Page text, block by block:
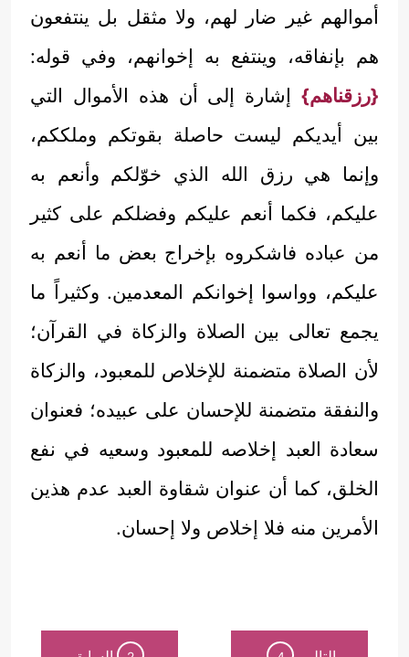
أموالهم غير ضار لهم، ولا مثقل بل ينتفعون
هم بإنفاقه، وينتفع به إخوانهم، وفي قوله:
{رزقناهم} إشارة إلى أن هذه الأموال التي
بين أيديكم ليست حاصلة بقوتكم وملككم،
وإنما هي رزق الله الذي خوّلكم وأنعم به
عليكم، فكما أنعم عليكم وفضلكم على كثير
من عباده فاشكروه بإخراج بعض ما أنعم به
عليكم، وواسوا إخوانكم المعدمين. وكثيراً ما
يجمع تعالى بين الصلاة والزكاة في القرآن؛
لأن الصلاة متضمنة للإخلاص للمعبود، والزكاة
والنفقة متضمنة للإحسان على عبيده؛ فعنوان
سعادة العبد إخلاصه للمعبود وسعيه في نفع
الخلق، كما أن عنوان شقاوة العبد عدم هذين
الأمرين منه فلا إخلاص ولا إحسان.